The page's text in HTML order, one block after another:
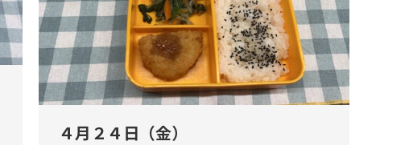
４月２４日（金）